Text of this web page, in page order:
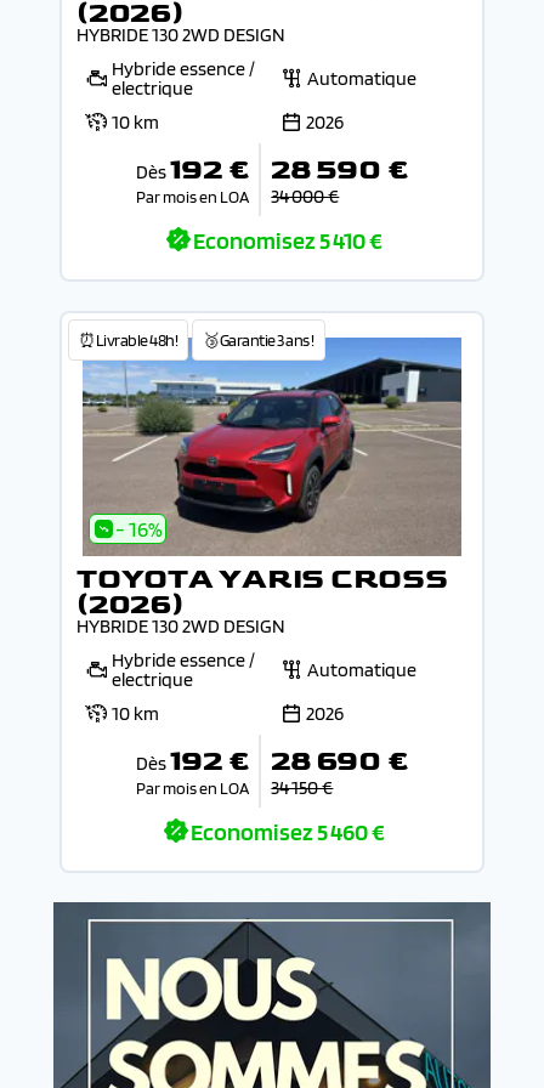
(2026)
HYBRIDE 130 2WD DESIGN
Hybride essence /
electrique
Automatique
10 km
2026
Dès192 €
Par mois en LOA
28 590 €
34 000 €
Economisez5 410 €
⏰Livrable 48h! 🥉Garantie 3 ans !
- 16%
TOYOTA YARIS CROSS
(2026)
HYBRIDE 130 2WD DESIGN
Hybride essence /
electrique
Automatique
10 km
2026
Dès192 €
Par mois en LOA
28 690 €
34 150 €
Economisez5 460 €